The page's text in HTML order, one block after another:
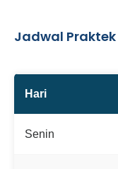
Jadwal Praktek
Hari
Senin